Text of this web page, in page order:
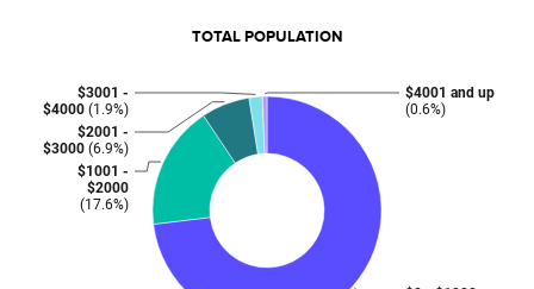
TOTAL POPULATION